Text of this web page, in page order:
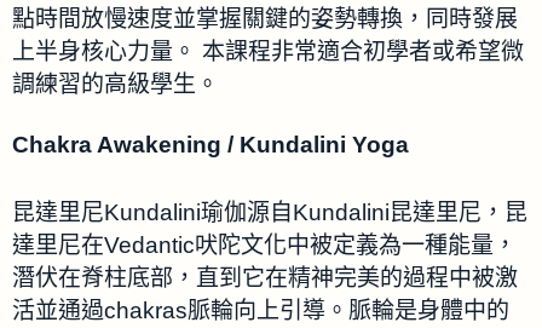
點時間放慢速度並掌握關鍵的姿勢轉換，同時發展
上半身核心力量。 本課程非常適合初學者或希望微
調練習的高級學生。
Chakra Awakening / Kundalini Yoga
昆達里尼Kundalini瑜伽源自Kundalini昆達里尼，昆
達里尼在Vedantic吠陀文化中被定義為一種能量，
潛伏在脊柱底部，直到它在精神完美的過程中被激
活並通過chakras脈輪向上引導。脈輪是身體中的